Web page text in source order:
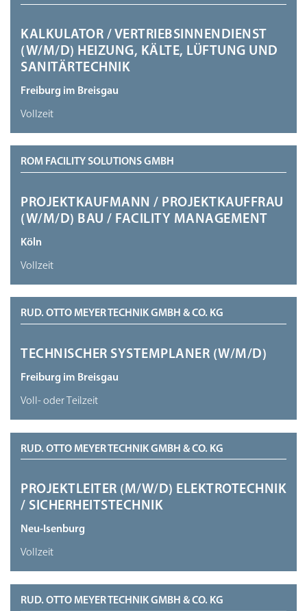
KALKULATOR / VERTRIEBSINNENDIENST
(W/M/D) HEIZUNG, KÄLTE, LÜFTUNG UND
SANITÄRTECHNIK
Freiburg im Breisgau
Vollzeit
ROM FACILITY SOLUTIONS GMBH
PROJEKTKAUFMANN / PROJEKTKAUFFRAU
(W/M/D) BAU / FACILITY MANAGEMENT
Köln
Vollzeit
RUD. OTTO MEYER TECHNIK GMBH & CO. KG
TECHNISCHER SYSTEMPLANER (W/M/D)
Freiburg im Breisgau
Voll- oder Teilzeit
RUD. OTTO MEYER TECHNIK GMBH & CO. KG
PROJEKTLEITER (M/W/D) ELEKTROTECHNIK
/ SICHERHEITSTECHNIK
Neu-Isenburg
Vollzeit
RUD. OTTO MEYER TECHNIK GMBH & CO. KG